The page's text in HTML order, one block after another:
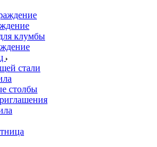
клумбы
стали
столбы